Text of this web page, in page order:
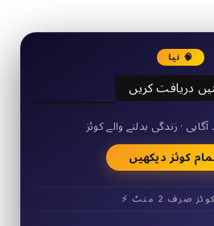
🧠 نیا
دریافت کریں
50+ مختصر کوئز
· زندگی بدلنے والے کوئز
کوئز دیکھیں
صرف 2 منٹ ⚡